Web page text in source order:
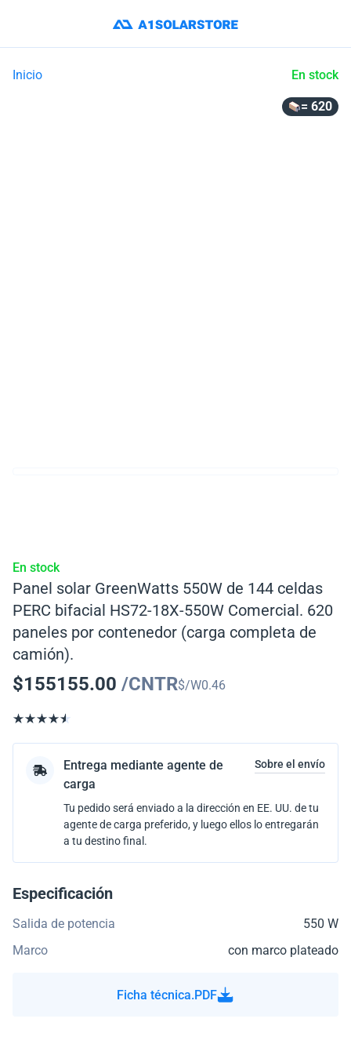
Inicio En stock
= 620
En stock
Panel solar GreenWatts 550W de 144 celdas
PERC bifacial HS72-18X-550W Comercial. 620
paneles por contenedor (carga completa de
camión).
$155155.00 /CNTR$/W0.46
Entrega mediante agente de
carga
Sobre el envío
Tu pedido será enviado a la dirección en EE. UU. de tu
agente de carga preferido, y luego ellos lo entregarán
a tu destino final.
Especificación
Salida de potencia
550 W
Marco
con marco plateado
Ficha técnica.PDF